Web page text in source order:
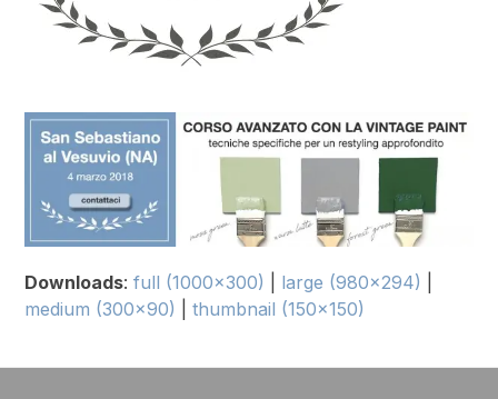
Downloads:full (1000x300) large (980x294)
medium (300x90)
|thumbnail (150x150)